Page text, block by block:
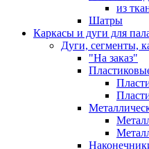
из
Шатры
Каркасы и дуги для
Дуги, сегменты,
"На заказ"